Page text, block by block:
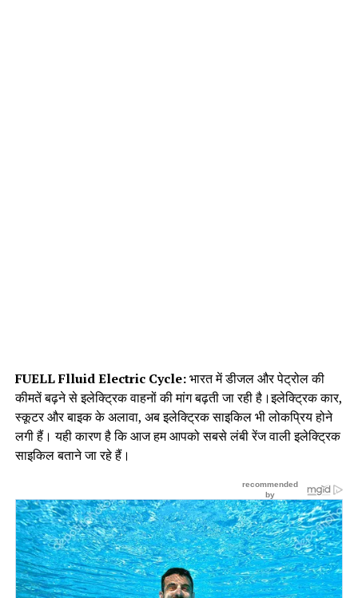
FUELL Flluid Electric Cycle:भारत में डीजल और पेट्रोल की
कीमतें बढ़ने से इलेक्ट्रिक वाहनों की मांग बढ़ती जा रही है।इलेक्ट्रिक कार,
स्कूटर और बाइक के अलावा, अब इलेक्ट्रिक साइकिल भी लोकप्रिय होने
लगी हैं। यही कारण है कि आज हम आपको सबसे लंबी रेंज वाली इलेक्ट्रिक
साइकिल बताने जा रहे हैं।